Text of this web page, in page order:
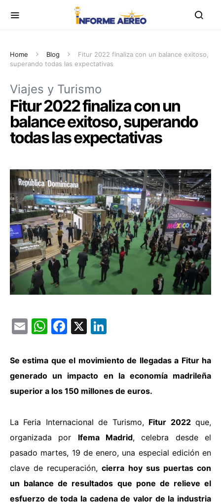
Home Blog
Fitur 2022 finaliza con un balance exitoso,
superando todas las expectativas
Viajes y Turismo
Fitur 2022 finaliza con un
balance exitoso, superando
todas las expectativas
EmailWhatsApp
Facebook
X
Se estima que el movimiento de llegadas a Fitur ha
generado un impacto en la economía madrileña
superior a los 150 millones de euros.
La Feria Internacional de Turismo, Fitur 2022que,
organizada por Ifema Madrid, celebra desde el
pasado martes, 19 de enero, una especial edición en
clave de recuperación,cierra hoy sus puertas con
un balance de resultados que pone de relieve el
esfuerzo de toda la cadena de valor de la industria